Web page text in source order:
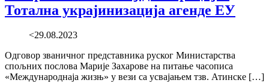
Тотална украјинизација агенде ЕУ
<29.08.2023
Одговор званичног представника руског Министарства
спољних послова Марије Захарове на питање часописа
«Международнаја жизњ» у вези са усвајањем тзв. Атинске […]